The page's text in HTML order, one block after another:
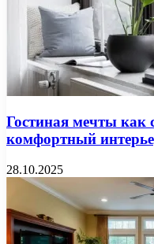
Гостиная мечты как
комфортный
28.10.2025